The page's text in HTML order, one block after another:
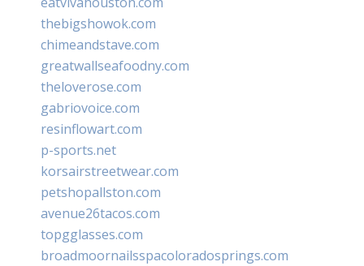
thebigshowok.com
chimeandstave.com
greatwallseafoodny.com
theloverose.com
gabriovoice.com
resinflowart.com
p-sports.net
korsairstreetwear.com
petshopallston.com
avenue26tacos.com
topgglasses.com
broadmoornailsspacoloradosprings.com